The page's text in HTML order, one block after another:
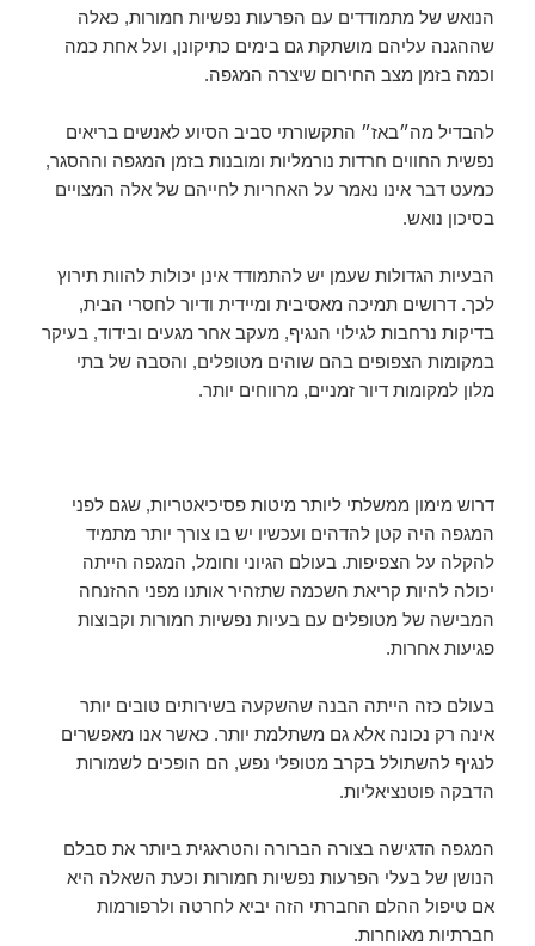
הנואש של מתמודדים עם הפרעות נפשיות חמורות, כאלה
שההגנה עליהם מושתקת גם בימים כתיקונן, ועל אחת כמה
וכמה בזמן מצב החירום שיצרה המגפה.
להבדיל מה״באז״ התקשורתי סביב הסיוע לאנשים בריאים
נפשית החווים חרדות נורמליות ומובנות בזמן המגפה וההסגר,
כמעט דבר אינו נאמר על האחריות לחייהם של אלה המצויים
בסיכון נואש.
הבעיות הגדולות שעמן יש להתמודד אינן יכולות להוות תירוץ
לכך. דרושים תמיכה מאסיבית ומיידית ודיור לחסרי הבית,
בדיקות נרחבות לגילוי הנגיף, מעקב אחר מגעים ובידוד, בעיקר
במקומות הצפופים בהם שוהים מטופלים, והסבה של בתי
מלון למקומות דיור זמניים, מרווחים יותר.
דרוש מימון ממשלתי ליותר מיטות פסיכיאטריות, שגם לפני
המגפה היה קטן להדהים ועכשיו יש בו צורך יותר מתמיד
להקלה על הצפיפות. בעולם הגיוני וחומל, המגפה הייתה
יכולה להיות קריאת השכמה שתזהיר אותנו מפני ההזנחה
המבישה של מטופלים עם בעיות נפשיות חמורות וקבוצות
פגיעות אחרות.
בעולם כזה הייתה הבנה שהשקעה בשירותים טובים יותר
אינה רק נכונה אלא גם משתלמת יותר. כאשר אנו מאפשרים
לנגיף להשתולל בקרב מטופלי נפש, הם הופכים לשמורות
הדבקה פוטנציאליות.
המגפה הדגישה בצורה הברורה והטראגית ביותר את סבלם
הנושן של בעלי הפרעות נפשיות חמורות וכעת השאלה היא
אם טיפול ההלם החברתי הזה יביא לחרטה ולרפורמות
חברתיות מאוחרות.